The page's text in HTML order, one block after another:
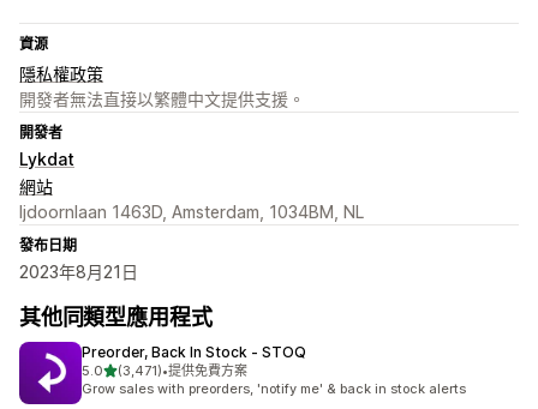
資源
隱私權政策
開發者無法直接以繁體中文提供支援。
開發者
Lykdat
網站
Ijdoornlaan 1463D, Amsterdam, 1034BM, NL
發布日期
2023年8月21日
其他同類型應用程式
Preorder, Back In Stock ‑ STOQ
5.0滿分 5 顆星
(3,471)
共有 3471 則評價
•提供免費方案
Grow sales with preorders, 'notify me' & back in stock alerts